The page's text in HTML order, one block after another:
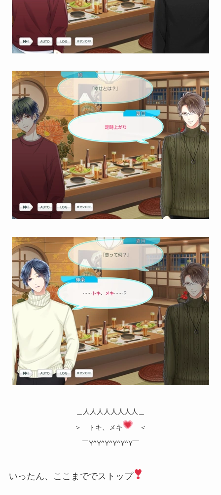
＿人人人人人人人人＿
＞ トキ、メキ
＜
￣Y^Y^Y^Y^Y^Y￣
いったん、ここまででストップ